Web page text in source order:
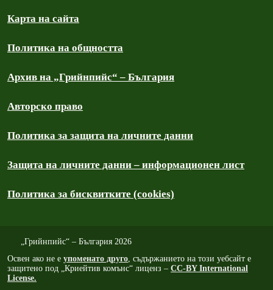
Карта на сайта
Политика на общността
Архив на „Грийнпийс“ – България
Авторско право
Политика за защита на личните данни
Защита на личните данни – информационен лист
Политика за бисквитките (cookies)
„Грийнпийс“ – България 2026
Освен ако не е упоменато друго, съдържанието на този уебсайт е
защитено под „Криейтив комънс“ лиценз – CC-BY International
License.